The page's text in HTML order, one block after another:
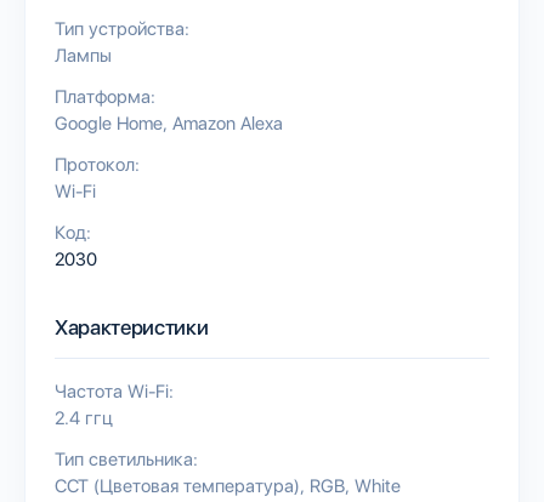
Тип устройства:
Лампы
Платформа:
Google Home Amazon Alexa
Протокол:
Wi-Fi
Код:
2030
Характеристики
Частота Wi-Fi:
2.4 ггц
Тип светильника:
CCT (Цветовая температура) RGB White